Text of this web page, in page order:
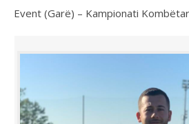
Event (Garë) – Kampionati